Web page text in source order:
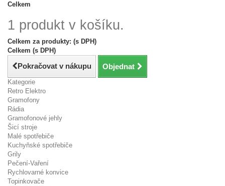
Celkem
1 produkt v košíku.
Celkem za produkty: (s DPH)
Celkem (s DPH)
Pokračovat v nákupu Objednat
Kategorie
Retro Elektro
Gramofony
Rádia
Gramofonové jehly
Šicí stroje
Malé spotřebiče
Kuchyňské spotřebiče
Grily
Pečení-Vaření
Rychlovarné konvice
Topinkovače